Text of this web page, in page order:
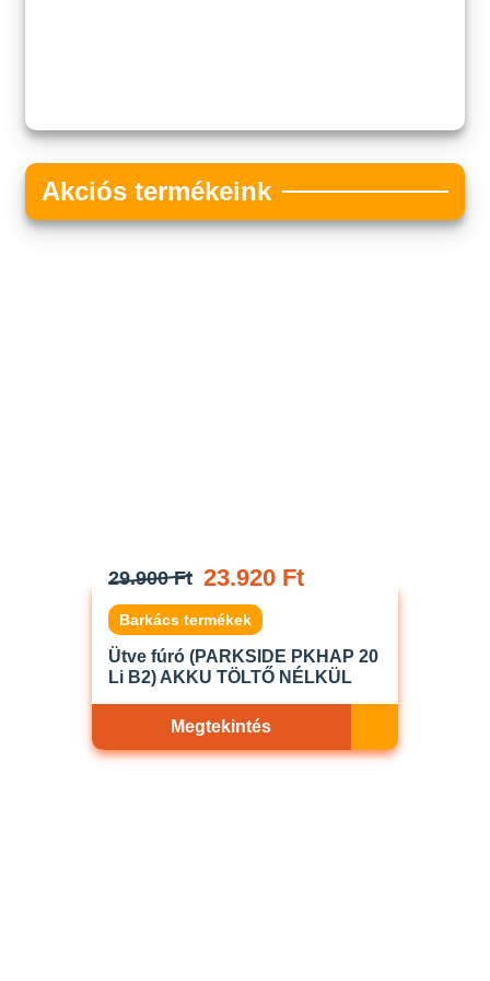
Akciós termékeink
29.900 Ft 23.920 Ft
Barkács termékek
Ütve fúró (PARKSIDE PKHAP 20
Li B2) AKKU TÖLTŐ NÉLKÜL
Megtekintés